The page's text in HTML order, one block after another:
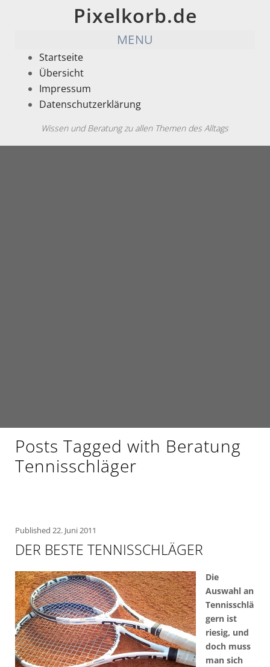
Pixelkorb.de
MENU
Startseite
Übersicht
Impressum
Datenschutzerklärung
Wissen und Beratung zu allen Themen des Alltags
Posts Tagged with Beratung
Tennisschläger
Published 22. Juni 2011
DER BESTE TENNISSCHLÄGER
Die
Auswahl an
Tennisschlä
gern ist
riesig, und
doch muss
man sich